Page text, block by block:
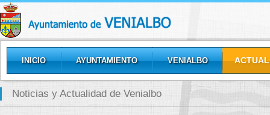
INICIO AYUNTAMIENTO VENIALBO
GALERÍAS
Noticias y Actualidad de Venialbo